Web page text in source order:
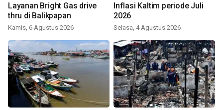
Layanan Bright Gas drive
thru di Balikpapan
Kamis, 6 Agustus 2026
Inflasi Kaltim periode Juli
2026
Selasa, 4 Agustus 2026